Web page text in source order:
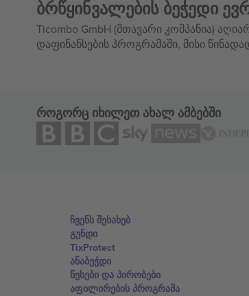
ბრწყინვალების ბეჭედი
Ticombo GmbH (მთავარი კომპანია)
დაფინანსების პროგრამაში, მისი
როგორც იხილეთ ახალ ამბებში
ჩვენს შესახებ
გუნდი
TixProtect
ანაბეჭდი
წესები და პირობები
აფილირების პროგრამა